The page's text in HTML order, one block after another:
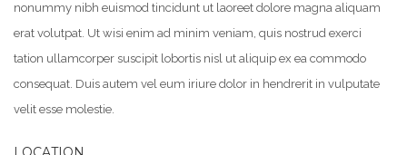
nonummy nibh euismod tincidunt ut laoreet dolore magna aliquam
erat volutpat. Ut wisi enim ad minim veniam, quis nostrud exerci
tation ullamcorper suscipit lobortis nisl ut aliquip ex ea commodo
consequat. Duis autem vel eum iriure dolor in hendrerit in vulputate
velit esse molestie.